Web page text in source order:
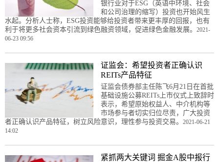
银行业对于ESG（英语中环境、社会
和公司治理的缩写）投资也开始风生
水起。分析人士称，ESG投资能够给投资者带来更丰厚的回报，也有
利于将更多社会资本引流到绿色融资领域，促进绿色金融发展。 2021-
06-23 09:56
证监会：希望投资者正确认识
REITs产品特征
证监会债券部主任陈飞6月21日在首批
基础设施公募REITs上市仪式上致辞时
表示，希望原始权益人、中介机构等
市场参与者切实归位尽责，广大投资
者正确认识产品特征，树立风险意识，理性参与投资交易。 2021-06-21
14:02
紧抓两大关键词 掘金A股中报行